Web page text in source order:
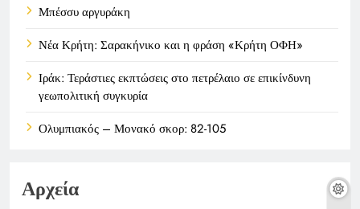
Μπέσσυ αργυράκη
Νέα Κρήτη: Σαρακήνικο και η φράση «Κρήτη ΟΦΗ»
Ιράκ: Τεράστιες εκπτώσεις στο πετρέλαιο σε επικίνδυνη
γεωπολιτική συγκυρία
Ολυμπιακός – Μονακό σκορ: 82-105
Αρχεία